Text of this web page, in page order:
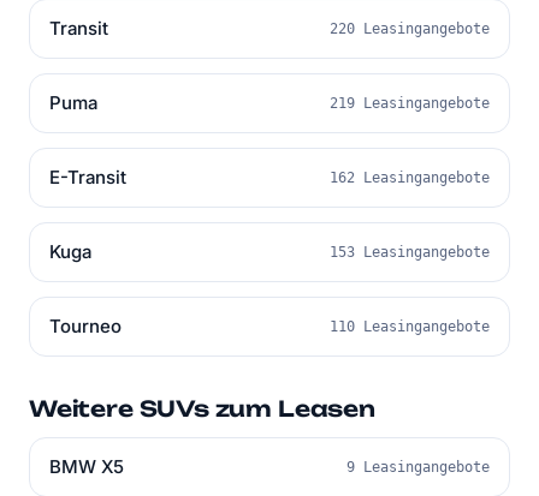
Transit 220 Leasingangebote
Puma 219 Leasingangebote
E-Transit 162 Leasingangebote
Kuga 153 Leasingangebote
Tourneo 110 Leasingangebote
Weitere SUVs zum Leasen
BMW X5 9 Leasingangebote